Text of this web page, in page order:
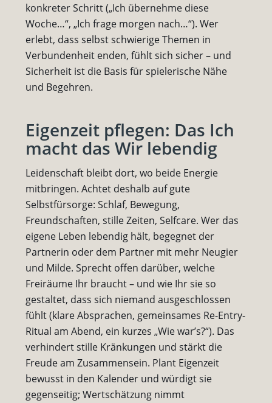
konkreter Schritt („Ich übernehme diese
Woche…“, „Ich frage morgen nach…“). Wer
erlebt, dass selbst schwierige Themen in
Verbundenheit enden, fühlt sich sicher – und
Sicherheit ist die Basis für spielerische Nähe
und Begehren.
Eigenzeit pflegen: Das Ich
macht das Wir lebendig
Leidenschaft bleibt dort, wo beide Energie
mitbringen. Achtet deshalb auf gute
Selbstfürsorge: Schlaf, Bewegung,
Freundschaften, stille Zeiten, Selfcare. Wer das
eigene Leben lebendig hält, begegnet der
Partnerin oder dem Partner mit mehr Neugier
und Milde. Sprecht offen darüber, welche
Freiräume Ihr braucht – und wie Ihr sie so
gestaltet, dass sich niemand ausgeschlossen
fühlt (klare Absprachen, gemeinsames Re-Entry-
Ritual am Abend, ein kurzes „Wie war’s?“). Das
verhindert stille Kränkungen und stärkt die
Freude am Zusammensein. Plant Eigenzeit
bewusst in den Kalender und würdigt sie
gegenseitig; Wertschätzung nimmt